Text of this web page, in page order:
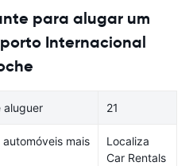
para alugar um
Internacional
aluguer 21
automóveis mais
Localiza
Car Rentals